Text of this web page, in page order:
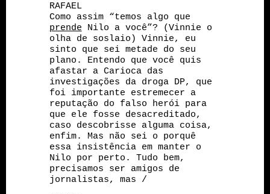
RAFAEL
Como assim “temos algo que
prende Nilo a você”? (Vinnie o
olha de soslaio) Vinnie, eu
sinto que sei metade do seu
plano. Entendo que você quis
afastar a Carioca das
investigações da droga DP, que
foi importante estremecer a
reputação do falso herói para
que ele fosse desacreditado,
caso descobrisse alguma coisa,
enfim. Mas não sei o porquê
essa insistência em manter o
Nilo por perto. Tudo bem,
precisamos ser amigos de
jornalistas, mas /